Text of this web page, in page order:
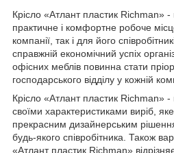
Крісло «Атлант пластик Richman»
практичне і комфортне робоче
компанії, так і для його
справжній економічний успіх
офісних меблів повинна стати
господарського відділу у кожній
Крісло «Атлант пластик Richman» -
своїми характеристиками виріб,
прекрасним дизайнерським
будь-якого співробітника. Також
«Атлант пластик Richman»